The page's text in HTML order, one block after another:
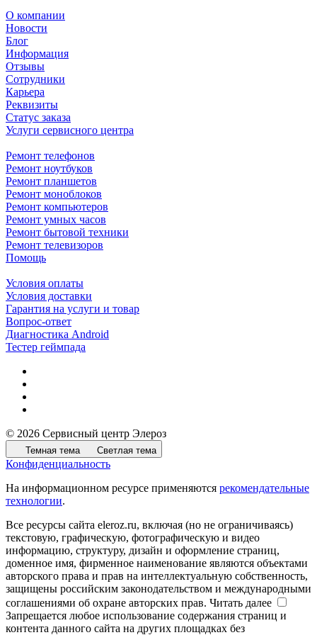
О компании
Новости
Блог
Информация
Отзывы
Сотрудники
Карьера
Реквизиты
Статус заказа
Услуги сервисного центра
Ремонт телефонов
Ремонт ноутбуков
Ремонт планшетов
Ремонт моноблоков
Ремонт компьютеров
Ремонт умных часов
Ремонт бытовой техники
Ремонт телевизоров
Помощь
Условия оплаты
Условия доставки
Гарантия на услуги и товар
Вопрос-ответ
Диагностика Android
Тестер геймпада
© 2026 Сервисный центр Элероз
Темная тема Светлая тема
Конфиденциальность
На информационном ресурсе применяются рекомендательные
технологии.
Все ресурсы сайта eleroz.ru, включая (но не ограничиваясь)
текстовую, графическую, фотографическую и видео
информацию, структуру, дизайн и оформление страниц,
доменное имя, фирменное наименование являются объектами
авторского права и прав на интеллектуальную собственность,
защищены российским законодательством и международными
соглашениями об охране авторских прав. Читать далее
Запрещается любое использование содержания страниц и
контента данного сайта на других площадках без